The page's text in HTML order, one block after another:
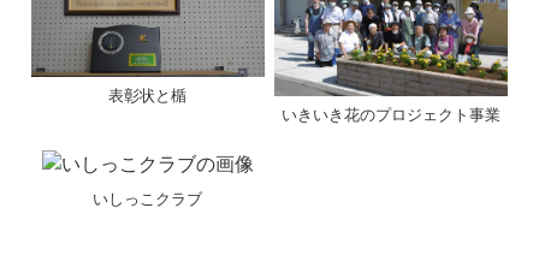
表彰状と楯
いきいき花のプロジェクト事業
いしっこクラブ